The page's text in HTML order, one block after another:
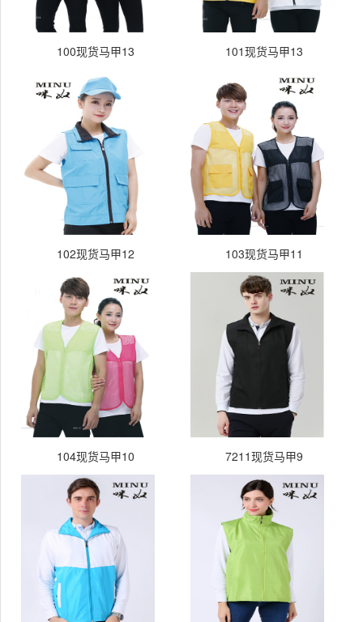
100现货马甲13 101现货马甲13
102现货马甲12 103现货马甲11
104现货马甲10 7211现货马甲9